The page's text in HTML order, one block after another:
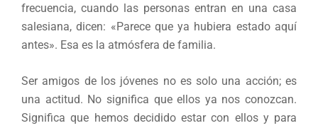
frecuencia, cuando las personas entran en una casa
salesiana, dicen: «Parece que ya hubiera estado aquí
antes». Esa es la atmósfera de familia.
Ser amigos de los jóvenes no es solo una acción; es
una actitud. No significa que ellos ya nos conozcan.
Significa que hemos decidido estar con ellos y para